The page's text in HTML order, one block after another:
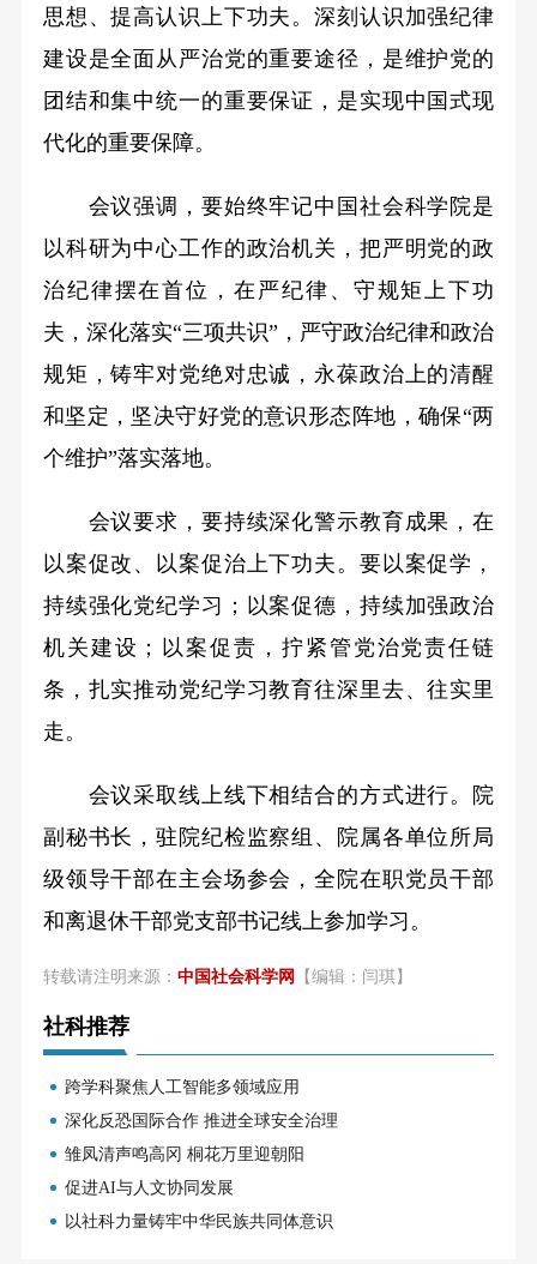
思想、提高认识上下功夫。深刻认识加强纪律
建设是全面从严治党的重要途径，是维护党的
团结和集中统一的重要保证，是实现中国式现
代化的重要保障。
会议强调，要始终牢记中国社会科学院是
以科研为中心工作的政治机关，把严明党的政
治纪律摆在首位，在严纪律、守规矩上下功
夫，深化落实“三项共识”，严守政治纪律和政治
规矩，铸牢对党绝对忠诚，永葆政治上的清醒
和坚定，坚决守好党的意识形态阵地，确保“两
个维护”落实落地。
会议要求，要持续深化警示教育成果，在
以案促改、以案促治上下功夫。要以案促学，
持续强化党纪学习；以案促德，持续加强政治
机关建设；以案促责，拧紧管党治党责任链
条，扎实推动党纪学习教育往深里去、往实里
走。
会议采取线上线下相结合的方式进行。院
副秘书长，驻院纪检监察组、院属各单位所局
级领导干部在主会场参会，全院在职党员干部
和离退休干部党支部书记线上参加学习。
转载请注明来源： 中国社会科学网 【编辑：闫琪】
社科推荐
跨学科聚焦人工智能多领域应用
深化反恐国际合作 推进全球安全治理
雏凤清声鸣高冈 桐花万里迎朝阳
促进AI与人文协同发展
以社科力量铸牢中华民族共同体意识